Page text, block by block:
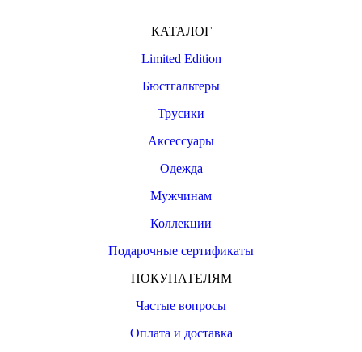
КАТАЛОГ
Limited Edition
Бюстгальтеры
Трусики
Аксессуары
Одежда
Мужчинам
Коллекции
Подарочные сертификаты
ПОКУПАТЕЛЯМ
Частые вопросы
Оплата и доставка